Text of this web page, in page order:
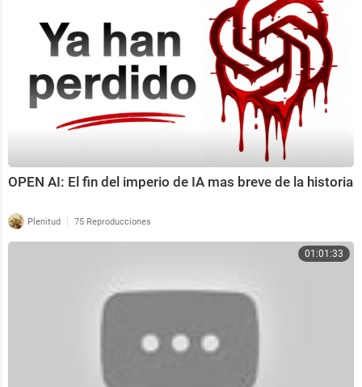
OPEN AI: El fin del imperio de IA mas breve de la historia
Plenitud | 75 Reproducciones
01:01:33